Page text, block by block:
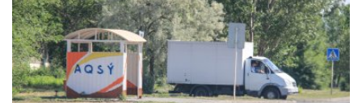
Құрылтай
Тілді тандаңыз
Қазақша Русский